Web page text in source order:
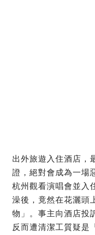
出外旅遊入住酒店，
證，絕對會成為一場
杭州觀看演唱會並入
澡後，竟然在花灑頭
物」。事主向酒店投
反而遭清潔工質疑是